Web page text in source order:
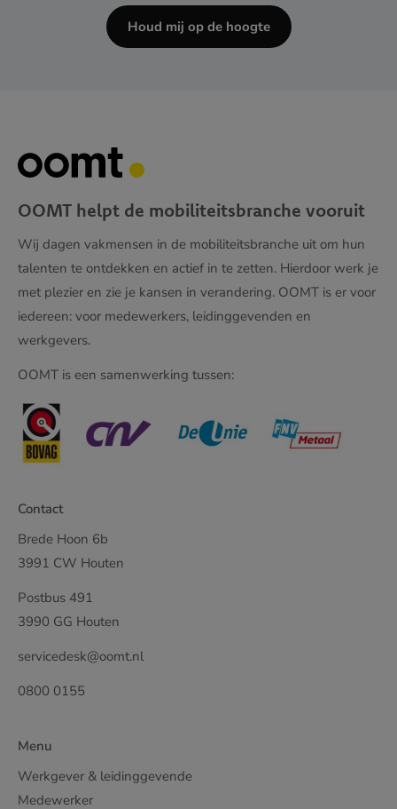
Houd mij op de hoogte
OOMT helpt de mobiliteitsbranche vooruit
Wij dagen vakmensen in de mobiliteitsbranche uit om hun
talenten te ontdekken en actief in te zetten. Hierdoor werk je
met plezier en zie je kansen in verandering. OOMT is er voor
iedereen: voor medewerkers, leidinggevenden en
werkgevers.
OOMT is een samenwerking tussen:
Contact
Brede Hoon 6b
3991 CW Houten
Postbus 491
3990 GG Houten
servicedesk@oomt.nl
0800 0155
Menu
Werkgever & leidinggevende
Medewerker